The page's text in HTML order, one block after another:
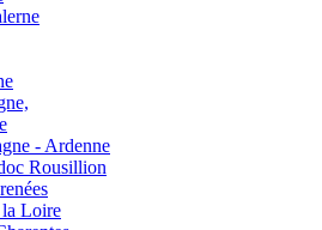
- Ardenne
Rousillion
la Loire